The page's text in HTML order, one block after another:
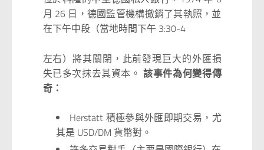
月 26 日，德國監管機構撤銷了其執照，並
在下午中段（當地時間下午 3:30-4
左右）將其關閉，此前發現巨大的外匯損
失已多次抹去其資本。該事件為何變得傳
奇：
Herstatt 積極參與外匯即期交易，尤
其是 USD/DM 貨幣對。